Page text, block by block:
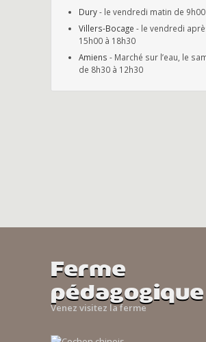
Dury- le vendredi matin de
Villers-Bocage - le vendredi
15h00 à 18h30
Amiens - Marché sur l’eau, le
de 8h30 à 12h30
Ferme
pédagogique
Venez visitez la ferme